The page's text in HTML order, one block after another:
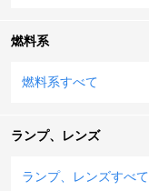
燃料系
燃料系すべて
ランプ、レンズ
ランプ、レンズすべて